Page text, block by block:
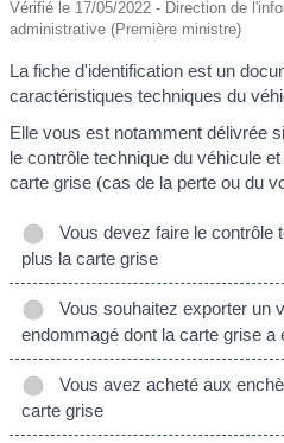
Vérifié le 17/05/2022 - Direction de
administrative (Première ministre)
La fiche d'identification est un
caractéristiques techniques du
Elle vous est notamment délivrée
le contrôle technique du véhicule
carte grise (cas de la perte ou du
Vous devez faire le contrôle
plus la carte grise
Vous souhaitez exporter un
endommagé dont la carte grise a
Vous avez acheté aux
carte grise